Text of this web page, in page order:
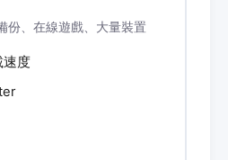
份、在線遊戲、大量裝置
速度